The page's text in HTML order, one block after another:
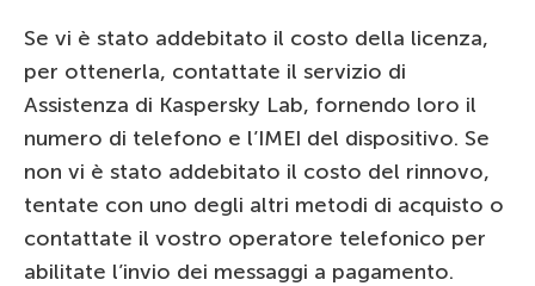
Se vi è stato addebitato il costo della licenza,
per ottenerla, contattate il servizio di
Assistenza di Kaspersky Lab, fornendo loro il
numero di telefono e l’IMEI del dispositivo. Se
non vi è stato addebitato il costo del rinnovo,
tentate con uno degli altri metodi di acquisto o
contattate il vostro operatore telefonico per
abilitate l’invio dei messaggi a pagamento.